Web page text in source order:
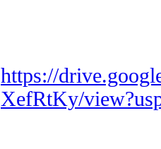
https://
XefRtKy/